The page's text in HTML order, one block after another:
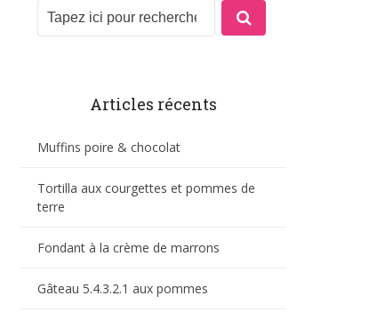
Articles récents
Muffins poire & chocolat
Tortilla aux courgettes et pommes de
terre
Fondant à la crème de marrons
Gâteau 5.4.3.2.1 aux pommes